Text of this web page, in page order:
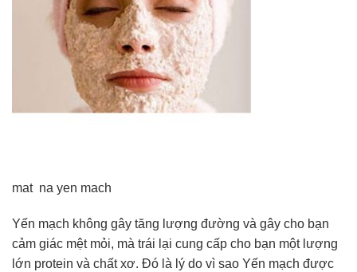
mat na yen mach
Yến mạch không gây tăng lượng đường và gây cho bạn
cảm giác mệt mỏi, mà trái lại cung cấp cho bạn một lượng
lớn protein và chất xơ. Đó là lý do vì sao Yến mạch được